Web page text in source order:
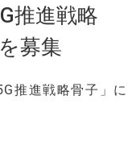
推進戦略
募集
推進戦略骨子」に